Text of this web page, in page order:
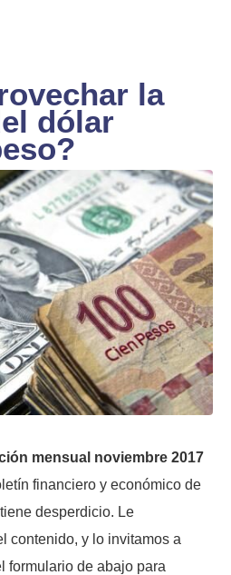
la
dólar
mensual noviembre 2017
financiero y económico de
desperdicio. Le
contenido, y lo invitamos a
formulario de abajo para